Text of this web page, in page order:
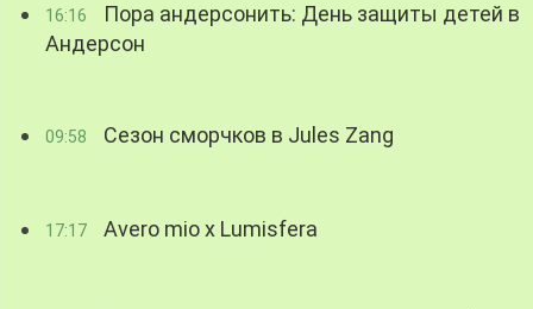
16:16
Пора андерсонить: День защиты детей в
Андерсон
09:58 Сезон сморчков в Jules Zang
17:17 Avero mio x Lumisfera